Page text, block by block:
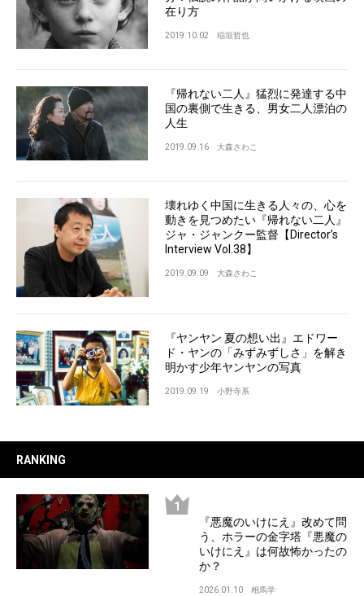
在り方
2019.10.02 稲垣哲也
『帰れない二人』猛烈に発達する中
国の裏側で生きる、男女二人漂泊の
人生
2019.09.16 大森さわこ
壊れゆく中国に生きる人々の、心を
動きを見つめたい『帰れない二人』
ジャ・ジャンクー監督【Director’s
Interview Vol.38】
2019.09.09 大森さわこ
『ヤンヤン 夏の想い出』エドワー
ド・ヤンの「みずみずしさ」を解き
明かす少年ヤンヤンの写真
2019.09.19 小野寺系
RANKING
『悪魔のいけにえ』改めて問
う、ホラーの金字塔『悪魔の
いけにえ』は何故怖かったの
か？
2026.01.10 相馬学